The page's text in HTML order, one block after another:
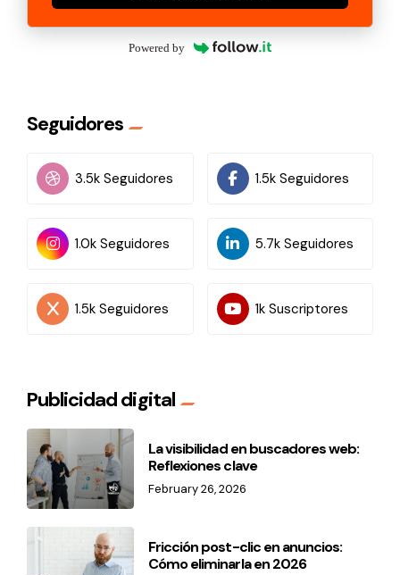
Powered by
Seguidores
3.5k Seguidores 1.5k Seguidores
1.0k Seguidores 5.7k Seguidores
1.5k Seguidores 1k Suscriptores
Publicidad digital
La visibilidad en buscadores web:
Reflexiones clave
February 26, 2026
Fricción post-clic en anuncios:
Cómo eliminarla en 2026